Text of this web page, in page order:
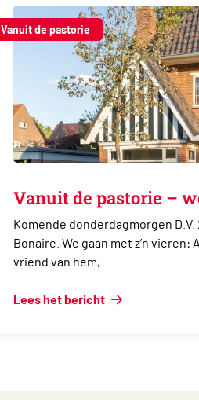
Vanuit de pastorie
Vanuit de pastorie –
Komende donderdagmorgen
Bonaire. We gaan met z’n
vriend van hem,
Lees het bericht